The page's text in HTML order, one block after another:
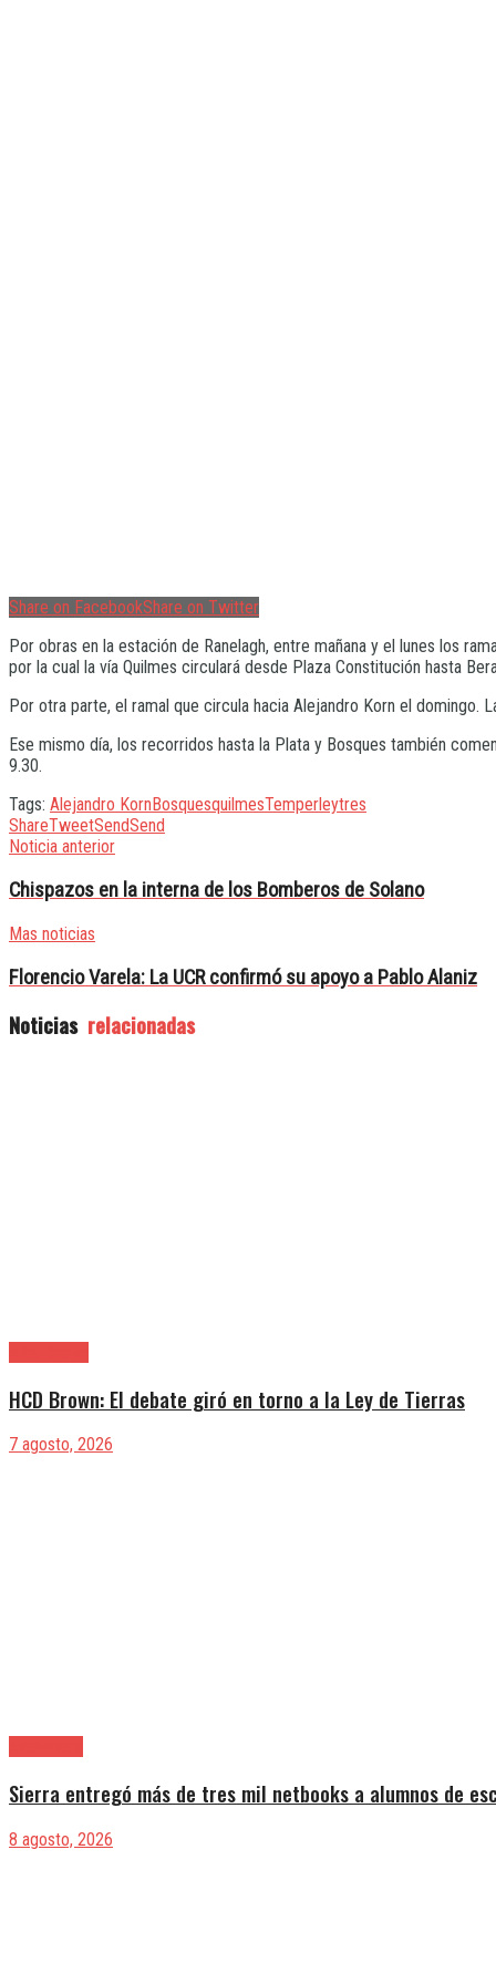
Share on FacebookShare on Twitter
Por obras en la estación de Ranelagh, entre mañana y el lunes los
por la cual la vía Quilmes circulará desde Plaza Constitución hasta
Por otra parte, el ramal que circula hacia Alejandro Korn el domingo.
Ese mismo día, los recorridos hasta la Plata y Bosques también
9.30.
Tags: Alejandro Korn BosquesquilmesTemperleytres
ShareTweetSendSend
Noticia anterior
Chispazos en la interna de los Bomberos de Solano
Mas noticias
Florencio Varela: La UCR confirmó su apoyo a Pablo Alaniz
Noticias relacionadas
HCD Brown: El debate giró en torno a la Ley de Tierras
7 agosto, 2026
Sierra entregó más de tres mil netbooks a alumnos de
8 agosto, 2026